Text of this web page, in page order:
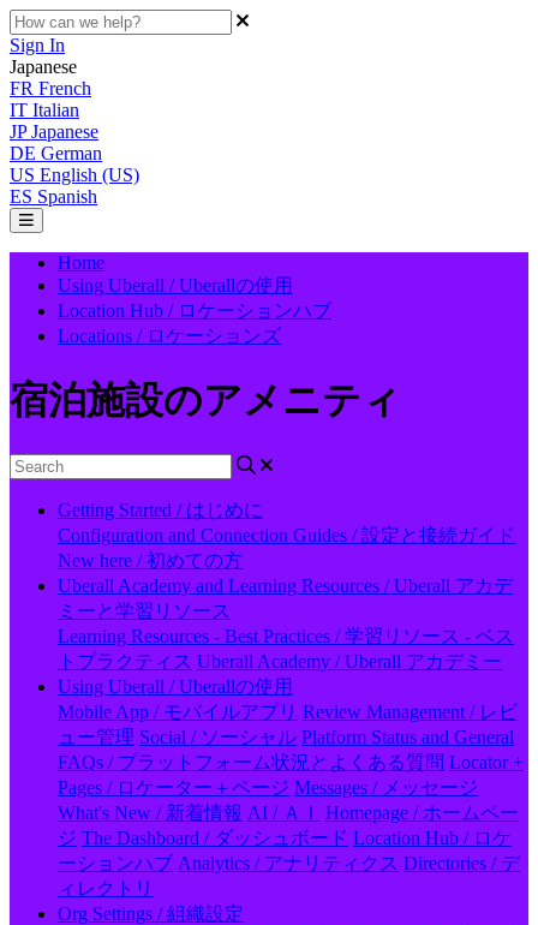
Sign In
Japanese
FR French
IT Italian
JP Japanese
DE German
US English (US)
ES Spanish
Home
Using Uberall / Uberallの使用
Location Hub / ロケーションハブ
Locations / ロケーションズ
宿泊施設のアメニティ
Getting Started / はじめに
Configuration and Connection Guides / 設定と接続ガイド
New here / 初めての方
Uberall Academy and Learning Resources / Uberall アカデ
ミーと学習リソース
Learning Resources - Best Practices / 学習リソース - ベス
トプラクティス Uberall Academy / Uberall アカデミー
Using Uberall / Uberallの使用
Mobile App / モバイルアプリ Review Management / レビ
ュー管理 Social / ソーシャル Platform Status and General
FAQs / プラットフォーム状況とよくある質問 Locator +
Pages / ロケーター＋ページ Messages / メッセージ
What's New / 新着情報 AI / ＡＩ
Homepage / ホームペー
ジ The Dashboard / ダッシュボード Location Hub / ロケ
ーションハブ Analytics / アナリティクス Directories / デ
ィレクトリ
Org Settings / 組織設定